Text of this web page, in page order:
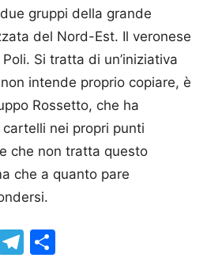
gruppi della grande
del Nord-Est. Il veronese
Si tratta di un’iniziativa
intende proprio copiare, è
Rossetto, che ha
nei propri punti
che non tratta questo
che a quanto pare
Telegram